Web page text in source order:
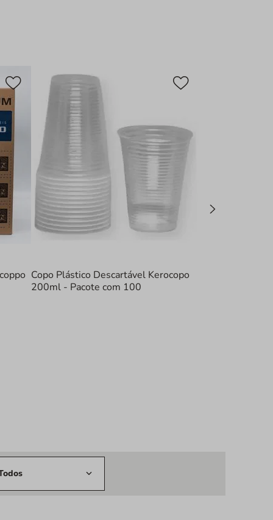
Total:
Ideal para restaurantes, lanchonetes, bares, eventos
de delivery.
Garantida:
Fabricado dentro das normas ABNT,
confiável e adequado para uso comercial.
a Diferença
Premium em plástico transparente oferece uma
profissional para qualquer bebida. Sua construção mais
amasse facilmente nas mãos do cliente,
de uso superior. Perfeito para servir água,
outras bebidas não alcoólicas com segurança e estilo.
da boca: 69,5mm | Diâmetro da base: 44,5mm |
Copo Plástico Descartável Kerocopo
200ml - Pacote com 100